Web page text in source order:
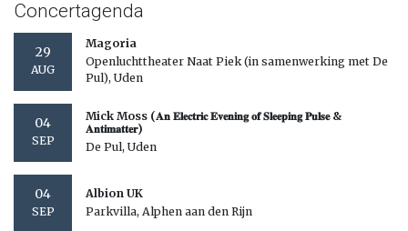
Concertagenda
29
AUG
Magoria
Openluchttheater Naat Piek (in samenwerking met De
Pul), Uden
04
SEP
Mick Moss (𝐀𝐧 𝐄𝐥𝐞𝐜𝐭𝐫𝐢𝐜 𝐄𝐯𝐞𝐧𝐢𝐧𝐠 𝐨𝐟 𝐒𝐥𝐞𝐞𝐩𝐢𝐧𝐠 𝐏𝐮𝐥𝐬𝐞 &
𝐀𝐧𝐭𝐢𝐦𝐚𝐭𝐭𝐞𝐫)
De Pul, Uden
04
SEP
Albion UK
Parkvilla, Alphen aan den Rijn